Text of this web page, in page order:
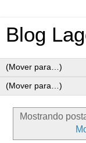
Blog
Mostrando